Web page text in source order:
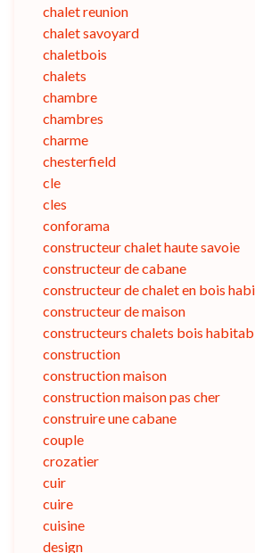
chalet reunion
chalet savoyard
chaletbois
chalets
chambre
chambres
charme
chesterfield
cle
cles
conforama
constructeur chalet haute savoie
constructeur de cabane
constructeur de chalet en bois
constructeur de maison
constructeurs chalets bois
construction
construction maison
construction maison pas cher
construire une cabane
couple
crozatier
cuir
cuire
cuisine
design